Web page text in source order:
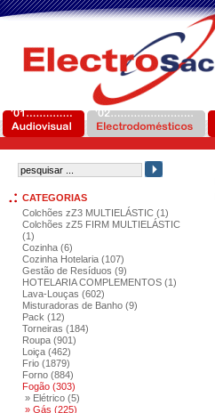
CATEGORIAS
Colchões zZ3 MULTIELÁSTIC (1)
Colchões zZ5 FIRM MULTIELÁSTIC
(1)
Cozinha (6)
Cozinha Hotelaria (107)
Gestão de Resíduos (9)
HOTELARIA COMPLEMENTOS (1)
Lava-Louças (602)
Misturadoras de Banho (9)
Pack (12)
Torneiras (184)
Roupa (901)
Loiça (462)
Frio (1879)
Forno (884)
Fogão (303)
» Elétrico (5)
» Gás (225)